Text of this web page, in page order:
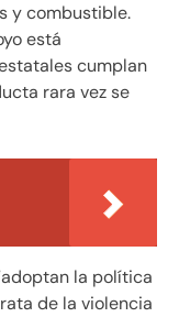
y combustible.
está
cumplan
rara vez se
la política
de la violencia